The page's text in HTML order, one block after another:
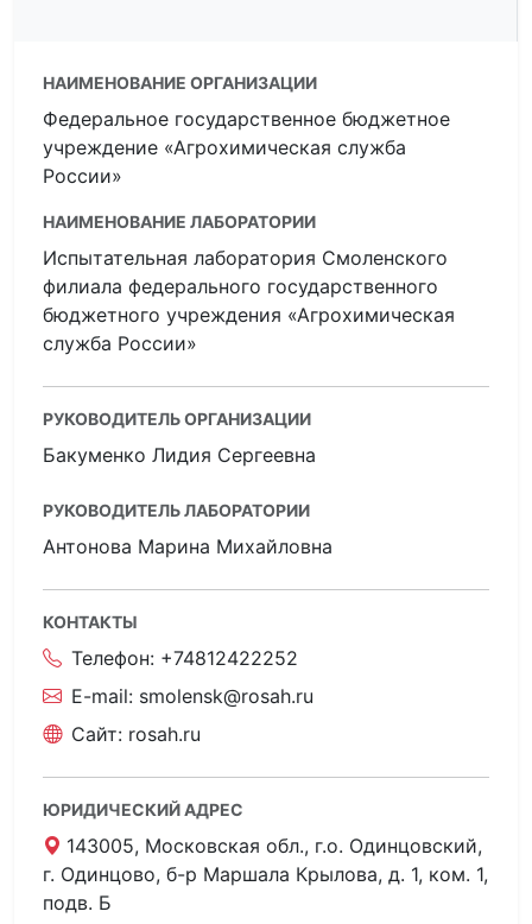
НАИМЕНОВАНИЕ ОРГАНИЗАЦИИ
Федеральное государственное бюджетное
учреждение «Агрохимическая служба
России»
НАИМЕНОВАНИЕ ЛАБОРАТОРИИ
Испытательная лаборатория Смоленского
филиала федерального государственного
бюджетного учреждения «Агрохимическая
служба России»
РУКОВОДИТЕЛЬ ОРГАНИЗАЦИИ
Бакуменко Лидия Сергеевна
РУКОВОДИТЕЛЬ ЛАБОРАТОРИИ
Антонова Марина Михайловна
КОНТАКТЫ
Телефон: +74812422252
E-mail: smolensk@rosah.ru
Сайт: rosah.ru
ЮРИДИЧЕСКИЙ АДРЕС
143005, Московская обл., г.о. Одинцовский,
г. Одинцово, б-р Маршала Крылова, д. 1, ком. 1,
подв. Б